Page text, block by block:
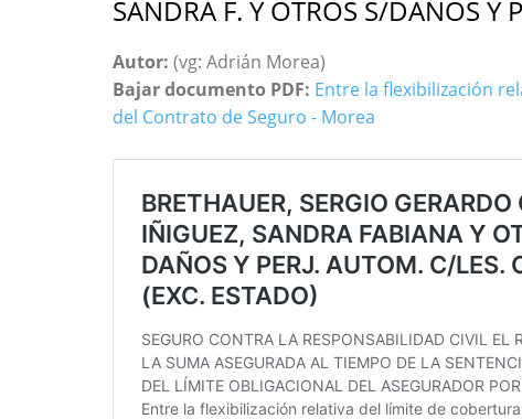
SANDRA F. Y OTROS S/DAÑOS Y
Autor: (vg: Adrián Morea)
Bajar documento PDF: Entre la flexibilización
del Contrato de Seguro - Morea